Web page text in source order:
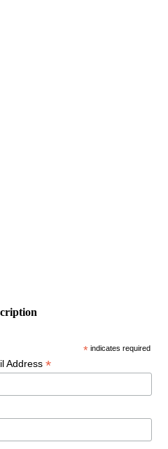
* indicates required
Address *